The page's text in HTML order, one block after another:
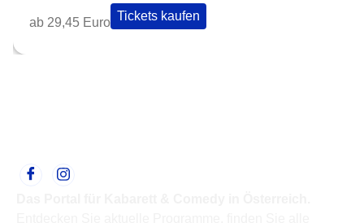
ab 29,45 Euro Tickets kaufen